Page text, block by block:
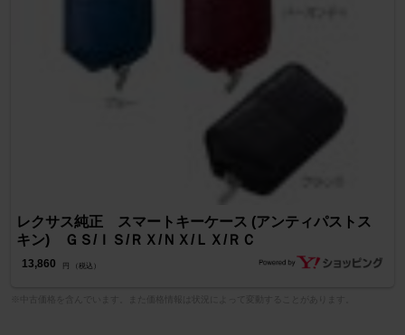
レクサス純正 スマートキーケース (アンティパストス
キン) ＧＳ/ＩＳ/ＲＸ/ＮＸ/ＬＸ/ＲＣ
13,860 円 （税込）